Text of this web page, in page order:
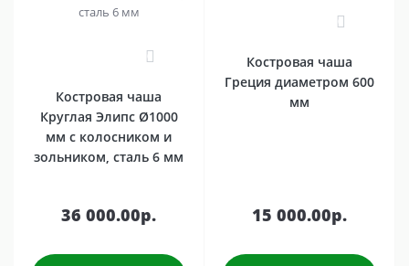
Костровая чаша
Круглая Элипс Ø1000
мм с колосником и
зольником, сталь 6 мм
36 000.00р.
Костровая чаша
Греция диаметром 600
мм
15 000.00р.